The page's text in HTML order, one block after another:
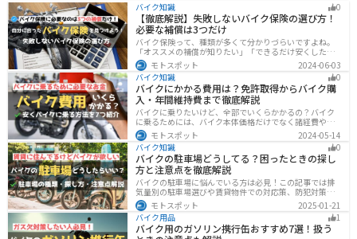
バイク知識 0
【徹底解説】失敗しないバイク保険の選び方！
必要な補償は3つだけ
バイク保険って、種類が多くて分かりづらいですよね。
「オススメの補償が知りたい」「できるだけ安くした
い」「自分に合った保険を知りたい」こういったことで
悩んでいる方向けに、バイク保険の選び方・つけるべき
補償について解説します。
モトスポット
2024-06-03
バイク知識
0
バイクにかかる費用は？免許取得からバイク購
入・年間維持費まで徹底解説
バイクに乗りたいけど、全部でいくらかかるの？バイク
に乗るためには、バイク本体価格だけでなく諸経費や税
金、免許取得費用、ライディングギア、メンテナンス
代、駐車場代などの年間維持費もかかります。この記事
ではバイクに乗るための全ての費用をまとめました。ま
た、できるだけ安く抑えるコツも紹介するので参考にし
て下さい。
モトスポット
2024-05-14
バイク知識
0
バイクの駐車場どうしてる？困ったときの探し
方と注意点を徹底解説
バイクの駐車場に悩んでいる方は必見！この記事では排
気量別の駐車場選びや賃貸物件での対応策、防犯対策を
解説します。実は駐車場の種類やマナーを押さえるだけ
で快適なバイクライフが実現可能です。記事を読み駐車
場探しのコツをぜひチェックしてください。
モトスポット
2025-01-21
バイク用品
1
バイク用のガソリン携行缶おすすめ7選！扱う